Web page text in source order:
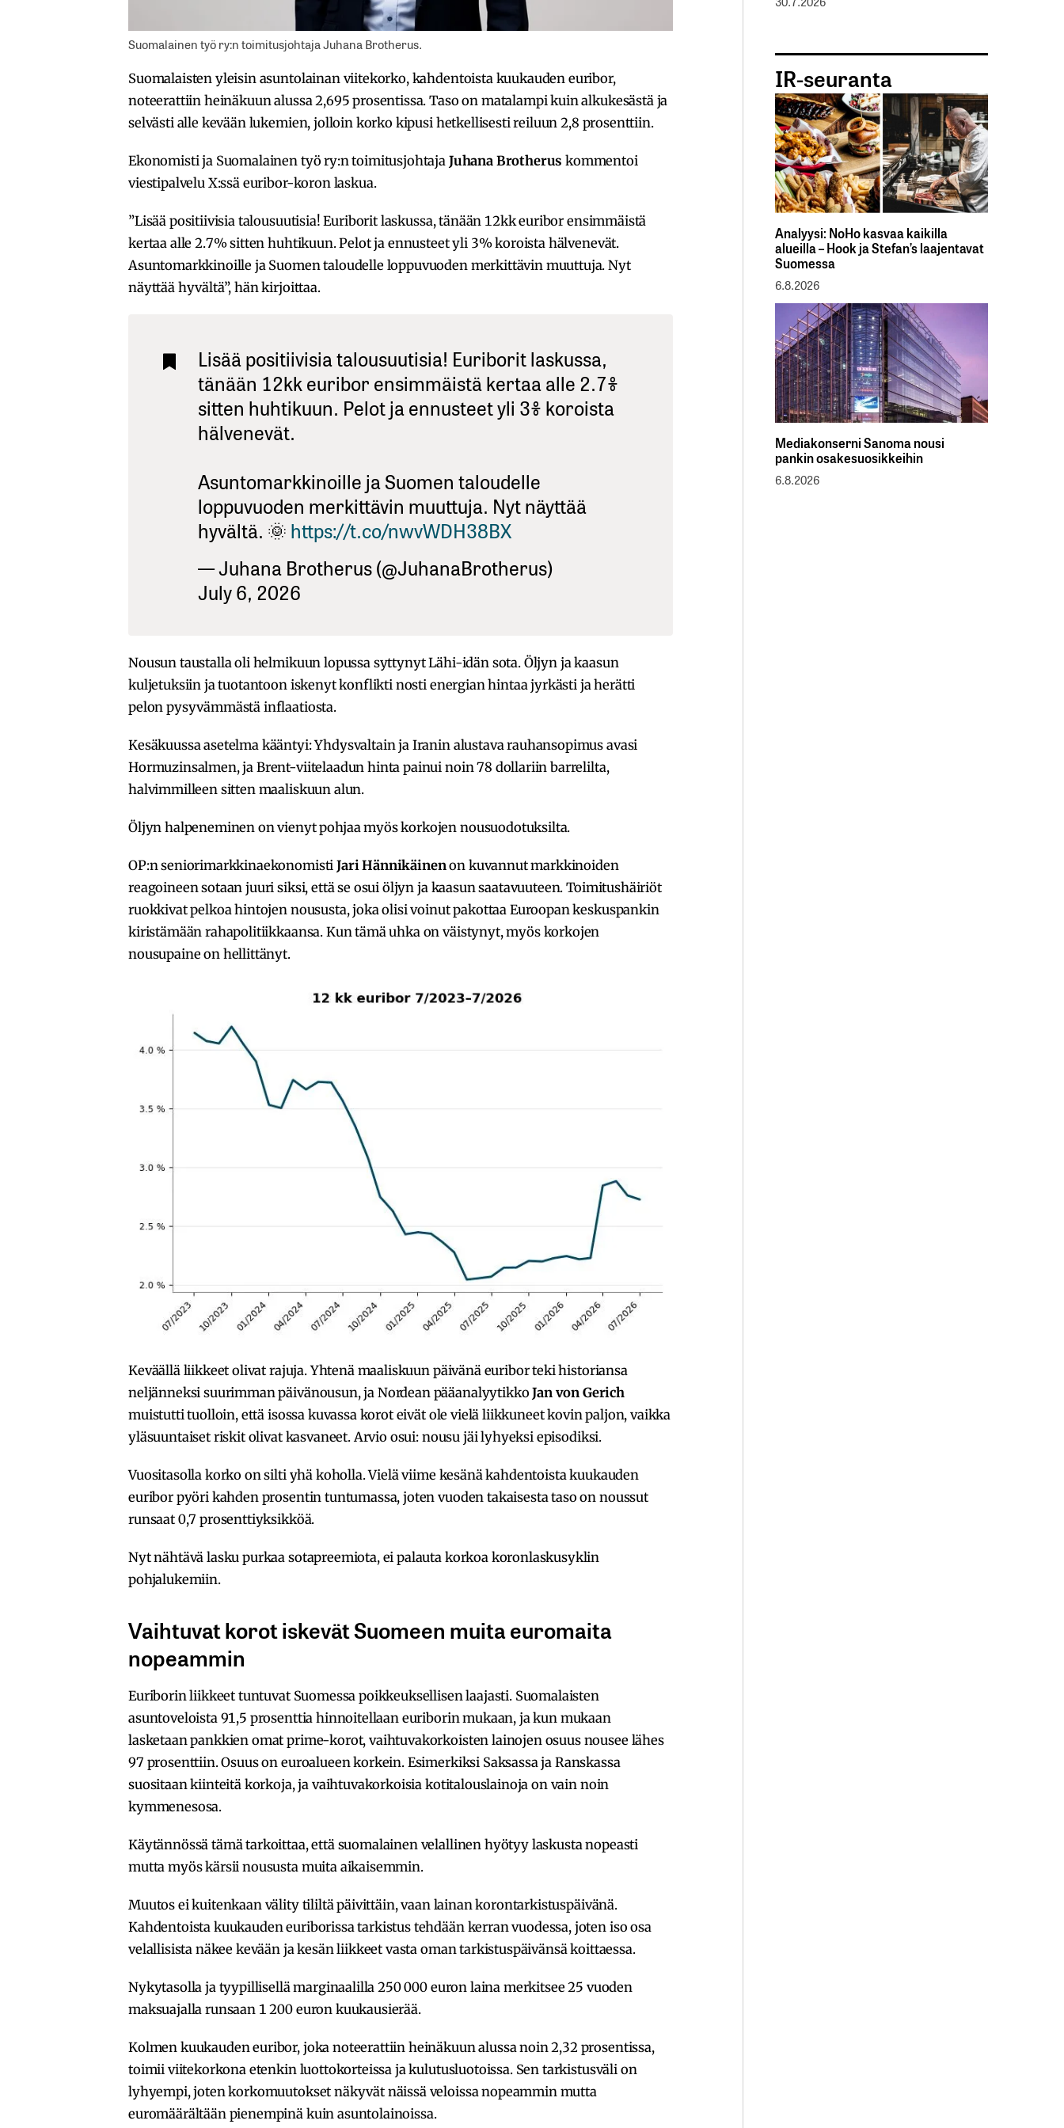
Suomalainen työ ry:n toimitusjohtaja Juhana Brotherus.
Suomalaisten yleisin asuntolainan viitekorko, kahdentoista kuukauden euribor,
noteerattiin heinäkuun alussa 2,695 prosentissa. Taso on matalampi kuin alkukesästä ja
selvästi alle kevään lukemien, jolloin korko kipusi hetkellisesti reiluun 2,8 prosenttiin.
Ekonomisti ja Suomalainen työ ry:n toimitusjohtaja Juhana Brotherus kommentoi
viestipalvelu X:ssä euribor-koron laskua.
”Lisää positiivisia talousuutisia! Euriborit laskussa, tänään 12kk euribor ensimmäistä
kertaa alle 2.7% sitten huhtikuun. Pelot ja ennusteet yli 3% koroista hälvenevät.
Asuntomarkkinoille ja Suomen taloudelle loppuvuoden merkittävin muuttuja. Nyt
näyttää hyvältä”, hän kirjoittaa.
Lisää positiivisia talousuutisia! Euriborit laskussa,
tänään 12kk euribor ensimmäistä kertaa alle 2.7%
sitten huhtikuun. Pelot ja ennusteet yli 3% koroista
hälvenevät.
Asuntomarkkinoille ja Suomen taloudelle
loppuvuoden merkittävin muuttuja. Nyt näyttää
hyvältä. 🌞https://t.co/nwvWDH38BX
— Juhana Brotherus (@JuhanaBrotherus)
July 6, 2026
Nousun taustalla oli helmikuun lopussa syttynyt Lähi-idän sota. Öljyn ja kaasun
kuljetuksiin ja tuotantoon iskenyt konflikti nosti energian hintaa jyrkästi ja herätti
pelon pysyvämmästä inflaatiosta.
Kesäkuussa asetelma kääntyi: Yhdysvaltain ja Iranin alustava rauhansopimus avasi
Hormuzinsalmen, ja Brent-viitelaadun hinta painui noin 78 dollariin barrelilta,
halvimmilleen sitten maaliskuun alun.
Öljyn halpeneminen on vienyt pohjaa myös korkojen nousuodotuksilta.
OP:n seniorimarkkinaekonomistiJari Hännikäinen on kuvannut markkinoiden
reagoineen sotaan juuri siksi, että se osui öljyn ja kaasun saatavuuteen. Toimitushäiriöt
ruokkivat pelkoa hintojen noususta, joka olisi voinut pakottaa Euroopan keskuspankin
kiristämään rahapolitiikkaansa. Kun tämä uhka on väistynyt, myös korkojen
nousupaine on hellittänyt.
Keväällä liikkeet olivat rajuja. Yhtenä maaliskuun päivänä euribor teki historiansa
neljänneksi suurimman päivänousun, ja Nordean pääanalyytikkoJan von Gerich
muistutti tuolloin, että isossa kuvassa korot eivät ole vielä liikkuneet kovin paljon, vaikka
yläsuuntaiset riskit olivat kasvaneet. Arvio osui: nousu jäi lyhyeksi episodiksi.
Vuositasolla korko on silti yhä koholla. Vielä viime kesänä kahdentoista kuukauden
euribor pyöri kahden prosentin tuntumassa, joten vuoden takaisesta taso on noussut
runsaat 0,7 prosenttiyksikköä.
Nyt nähtävä lasku purkaa sotapreemiota, ei palauta korkoa koronlaskusyklin
pohjalukemiin.
Vaihtuvat korot iskevät Suomeen muita euromaita
nopeammin
Euriborin liikkeet tuntuvat Suomessa poikkeuksellisen laajasti. Suomalaisten
asuntoveloista 91,5 prosenttia hinnoitellaan euriborin mukaan, ja kun mukaan
lasketaan pankkien omat prime-korot, vaihtuvakorkoisten lainojen osuus nousee lähes
97 prosenttiin. Osuus on euroalueen korkein. Esimerkiksi Saksassa ja Ranskassa
suositaan kiinteitä korkoja, ja vaihtuvakorkoisia kotitalouslainoja on vain noin
kymmenesosa.
Käytännössä tämä tarkoittaa, että suomalainen velallinen hyötyy laskusta nopeasti
mutta myös kärsii noususta muita aikaisemmin.
Muutos ei kuitenkaan välity tililtä päivittäin, vaan lainan korontarkistuspäivänä.
Kahdentoista kuukauden euriborissa tarkistus tehdään kerran vuodessa, joten iso osa
velallisista näkee kevään ja kesän liikkeet vasta oman tarkistuspäivänsä koittaessa.
Nykytasolla ja tyypillisellä marginaalilla 250 000 euron laina merkitsee 25 vuoden
maksuajalla runsaan 1 200 euron kuukausierää.
Kolmen kuukauden euribor, joka noteerattiin heinäkuun alussa noin 2,32 prosentissa,
toimii viitekorkona etenkin luottokorteissa ja kulutusluotoissa. Sen tarkistusväli on
lyhyempi, joten korkomuutokset näkyvät näissä veloissa nopeammin mutta
euromäärältään pienempinä kuin asuntolainoissa.
IR-seuranta
Analyysi: NoHo kasvaa kaikilla
alueilla – Hook ja Stefan’s laajentavat
Suomessa
6.8.2026
Mediakonserni Sanoma nousi
pankin osakesuosikkeihin
6.8.2026